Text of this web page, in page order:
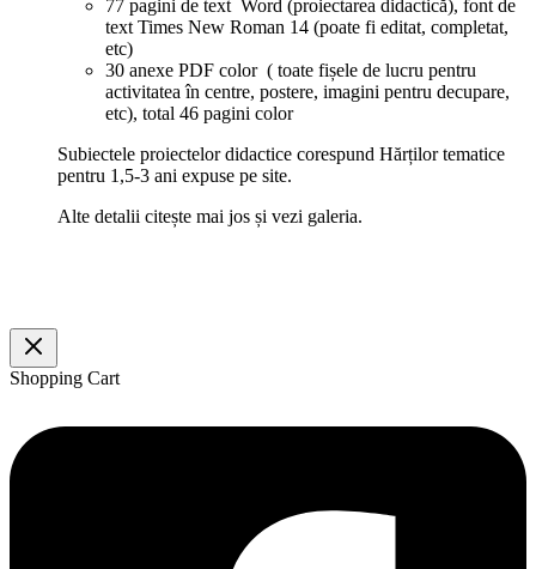
77 pagini de text Word (proiectarea didactică), font de
text Times New Roman 14 (poate fi editat, completat,
etc)
30 anexe PDF color ( toate fișele de lucru pentru
activitatea în centre, postere, imagini pentru decupare,
etc), total 46 pagini color
Subiectele proiectelor didactice corespund Hărților tematice
pentru 1,5-3 ani expuse pe site.
Alte detalii citește mai jos și vezi galeria.
Shopping Cart